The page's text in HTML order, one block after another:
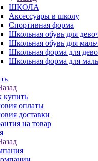
ШКОЛА
Аксессуары в школу
Спортивная форма
Школьная обувь для
Школьная обувь для
Школьная форма для
Школьная форма для
купить
оплаты
доставки
на товар